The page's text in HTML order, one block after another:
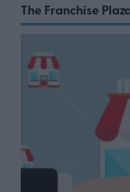
The Franchise